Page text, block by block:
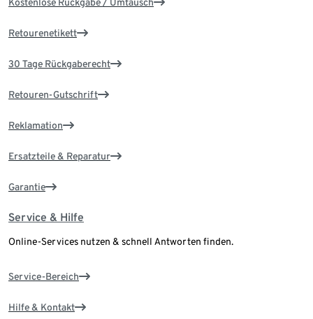
Kostenlose Rückgabe / Umtausch
Retourenetikett
30 Tage Rückgaberecht
Retouren-Gutschrift
Reklamation
Ersatzteile & Reparatur
Garantie
Service & Hilfe
Online-Services nutzen & schnell Antworten finden.
Service-Bereich
Hilfe & Kontakt